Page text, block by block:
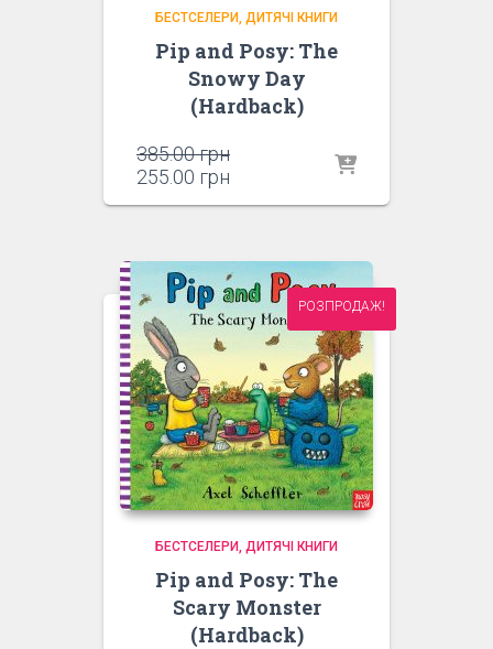
БЕСТСЕЛЕРИ ДИТЯЧІ КНИГИ
Pip and Posy: The
Snowy Day
(Hardback)
385.00грнОригінальна
255.00 грн
РОЗПРОДАЖ!
БЕСТСЕЛЕРИ ДИТЯЧІ КНИГИ
Pip and Posy: The
Scary Monster
(Hardback)